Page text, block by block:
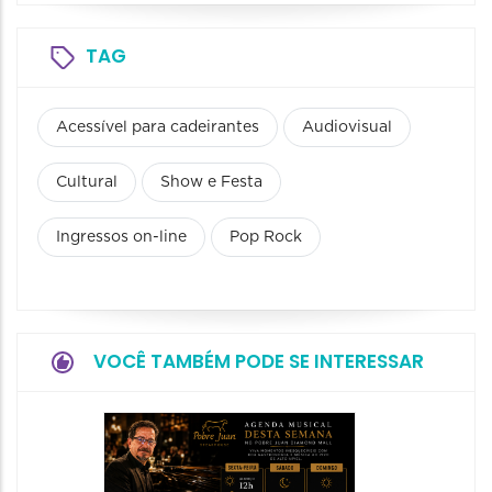
TAG
Acessível para cadeirantes Audiovisual
Cultural Show e Festa
Ingressos on-line Pop Rock
VOCÊ TAMBÉM PODE SE INTERESSAR